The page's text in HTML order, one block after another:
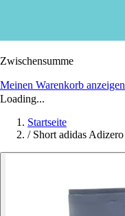
Zwischensumme
Meinen Warenkorb anzeigen
Loading...
Startseite
/ Short adidas Adizero